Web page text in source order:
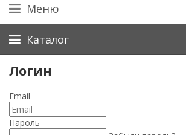
Меню
Каталог
Логин
Email
Пароль